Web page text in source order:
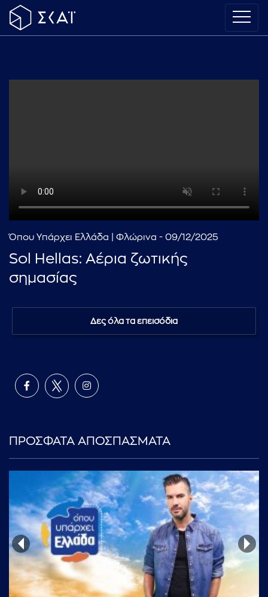
Όπου Υπάρχει Ελλάδα | Φλώρινα - 09/12/2025
Sol Hellas: Αέρια ζωτικής
σημασίας
Δες όλα τα επεισόδια
ΠΡΟΣΦΑΤΑ ΑΠΟΣΠΑΣΜΑΤΑ